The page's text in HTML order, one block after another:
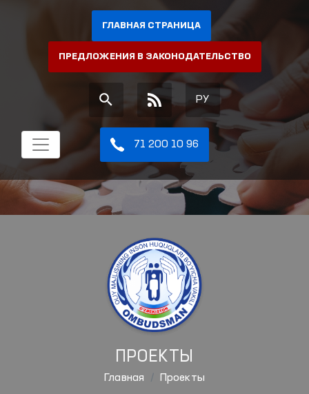
ГЛАВНАЯ СТРАНИЦА
ПРЕДЛОЖЕНИЯ В ЗАКОНОДАТЕЛЬСТВО
РУ
71 200 10 96
ПРОЕКТЫ
Главная Проекты